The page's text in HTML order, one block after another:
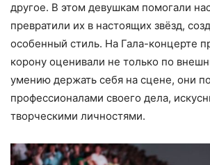
другое. В этом девушкам помогали
превратили их в настоящих звёзд,
особенный стиль. На Гала-концерте
корону оценивали не только по
умению держать себя на сцене, они
профессионалами своего дела,
творческими личностями.